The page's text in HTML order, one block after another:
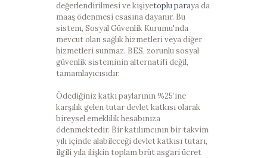
değerlendirilmesi ve kişiyetoplu paraya da
maaş ödenmesi esasına dayanır. Bu
sistem, Sosyal Güvenlik Kurumu'nda
mevcut olan sağlık hizmetleri veya diğer
hizmetleri sunmaz. BES, zorunlu sosyal
güvenlik sisteminin alternatifi değil,
tamamlayıcısıdır.
Ödediğiniz katkı paylarının %25’ine
karşılık gelen tutar devlet katkısı olarak
bireysel emeklilik hesabınıza
ödenmektedir. Bir katılımcının bir takvim
yılı içinde alabileceği devlet katkısı tutarı,
ilgili yıla ilişkin toplam brüt asgari ücret